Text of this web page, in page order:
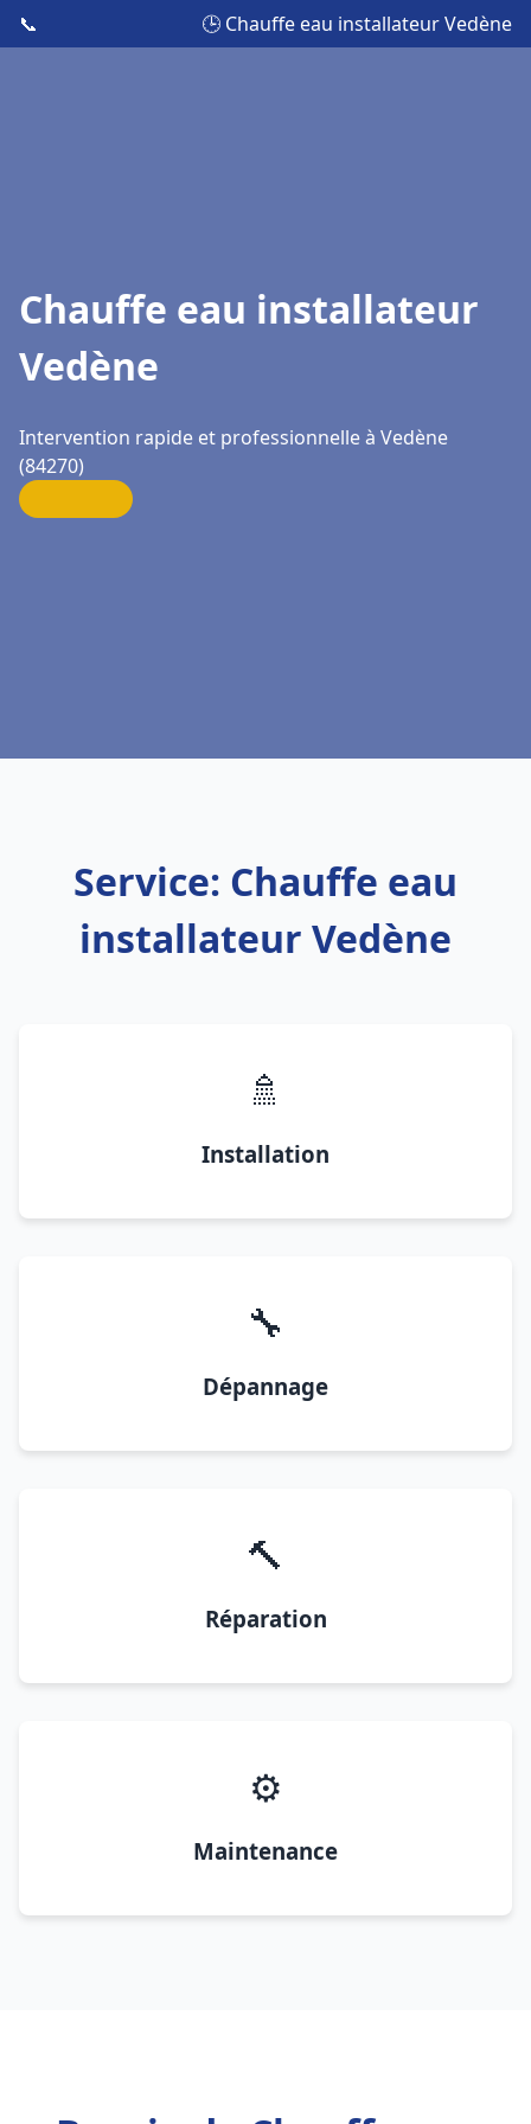
📞 🕒 Chauffe eau installateur Vedène
Chauffe eau installateur
Vedène
Intervention rapide et professionnelle à Vedène
(84270)
Service: Chauffe eau
installateur Vedène
🚿
Installation
🔧
Dépannage
🔨
Réparation
⚙️
Maintenance